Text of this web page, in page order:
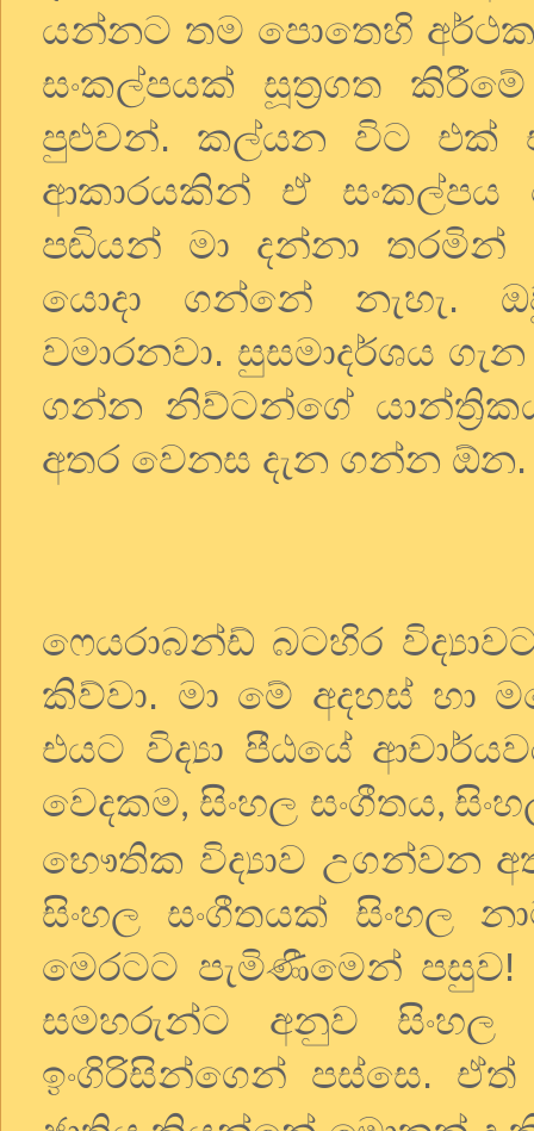
යන්නට තම පොතෙහි
සංකල්පයක් සූත්‍රගත
පුළුවන්. කල්යන විට එක්
ආකාරයකින් ඒ සංකල්පය
පඬියන් මා දන්නා
යොදා ගන්නේ නැහැ.
වමාරනවා. සුසමාදර්ශය
ගන්න නිව්ටන්ගේ
අතර වෙනස දැන ගන්න ඕන.
ෆෙයරාබන්ඩ් බටහිර
කිව්වා. මා මේ අදහස් හා
එයට විද්‍යා පීඨයේ
වෙදකම, සිංහල සංගීතය,
භෞතික විද්‍යාව උගන්වන
සිංහල සංගීතයක් සිංහල
මෙරටට පැමිණීමෙන්
සමහරුන්ට අනුව
ඉංගිරිසින්ගෙන් පස්සෙ. ඒත්